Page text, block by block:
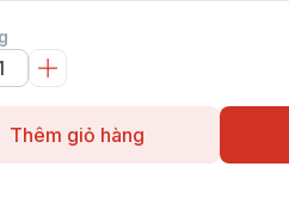
Thêm giỏ hàng